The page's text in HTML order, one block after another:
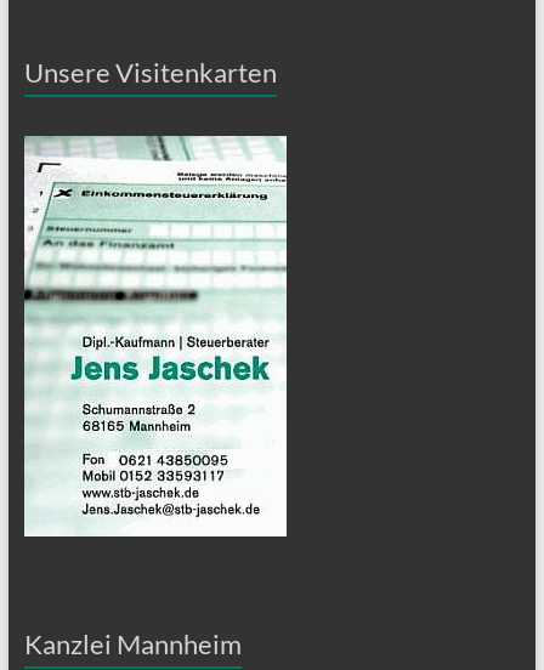
Unsere Visitenkarten
Kanzlei Mannheim